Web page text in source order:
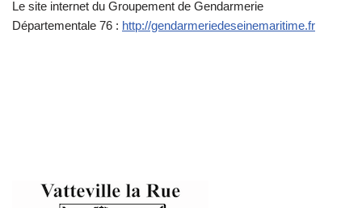
Le site internet du Groupement de Gendarmerie
Départementale 76 : http://gendarmeriedeseinemaritime.fr